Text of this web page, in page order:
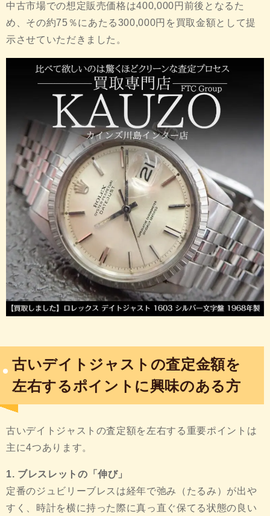
中古市場での想定販売価格は400,000円前後となるた
め、その約75％にあたる300,000円を買取金額として提
示させていただきました。
古いデイトジャストの査定金額を
左右するポイントに興味のある方
古いデイトジャストの査定額を左右する重要ポイントは
主に4つあります。
1. ブレスレットの「伸び」
定番のジュビリーブレスは経年で弛み（たるみ）が出や
すく、時計を横に持った際に真っ直ぐ保てる状態の良い